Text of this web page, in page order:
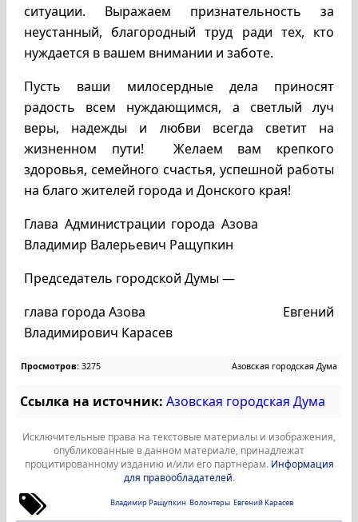
ситуации. Выражаем признательность за
неустанный, благородный труд ради тех, кто
нуждается в вашем внимании и заботе.
Пусть ваши милосердные дела приносят
радость всем нуждающимся, а светлый луч
веры, надежды и любви всегда светит на
жизненном пути! Желаем вам крепкого
здоровья, семейного счастья, успешной работы
на благо жителей города и Донского края!
Глава Администрации города Азова
Владимир Валерьевич Ращупкин
Председатель городской Думы —
глава города Азова Евгений
Владимирович Карасев
Просмотров: 3275 Азовская городская Дума
Ссылка на источник: Азовская городская Дума
Исключительные права на текстовые материалы и изображения,
опубликованные в данном материале, принадлежат
процитированному изданию и/или его партнерам. Информация
для правообладателей.
Владимир Ращупкин Волонтеры Евгений Карасев